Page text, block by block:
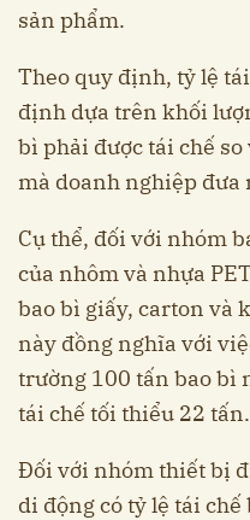
sản phẩm.
Theo quy định, tỷ lệ
định dựa trên khối
bì phải được tái chế
mà doanh nghiệp
Cụ thể, đối với nhóm
của nhôm và nhựa
bao bì giấy, carton và
này đồng nghĩa với
trường 100 tấn bao bì
tái chế tối thiểu 22 tấn.
Đối với nhóm thiết bị
di động có tỷ lệ tái